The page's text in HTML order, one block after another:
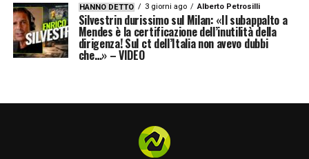
HANNO DETTO 3 giorni ago Alberto Petrosilli
Silvestrin durissimo sul Milan: «Il subappalto a
Mendes è la certificazione dell’inutilità della
dirigenza! Sul ct dell’Italia non avevo dubbi
che…» – VIDEO